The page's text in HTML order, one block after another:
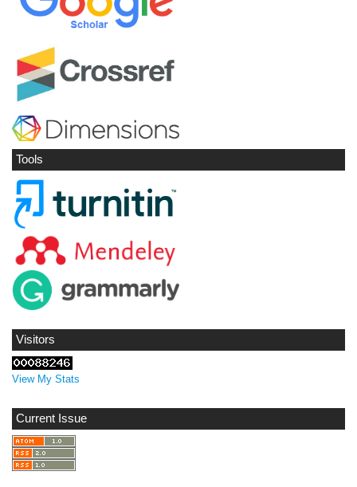
Tools
Visitors
View My Stats
Current Issue